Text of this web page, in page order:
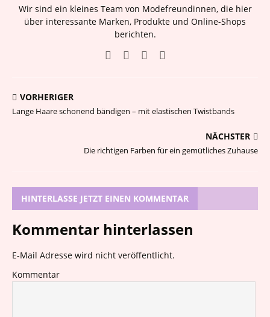
Wir sind ein kleines Team von Modefreundinnen, die hier
über interessante Marken, Produkte und Online-Shops
berichten.
VORHERIGER
Lange Haare schonend bändigen – mit elastischen Twistbands
NÄCHSTER
Die richtigen Farben für ein gemütliches Zuhause
HINTERLASSE JETZT EINEN KOMMENTAR
Kommentar hinterlassen
E-Mail Adresse wird nicht veröffentlicht.
Kommentar